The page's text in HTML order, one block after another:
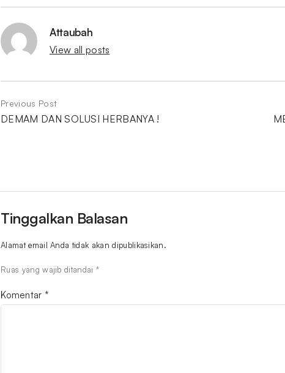
Attaubah
View all posts
Previous Post
DEMAM DAN SOLUSI HERBANYA !
Tinggalkan Balasan
Alamat email Anda tidak akan dipublikasikan.
Ruas yang wajib ditandai*
Komentar *